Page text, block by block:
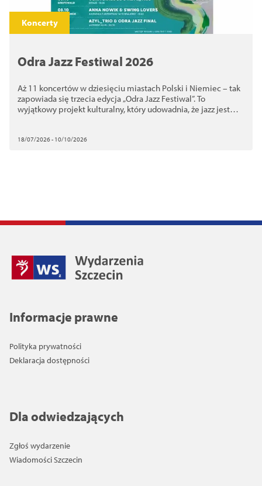
Koncerty
Odra Jazz Festiwal 2026
Aż 11 koncertów w dziesięciu miastach Polski i Niemiec – tak
zapowiada się trzecia edycja „Odra Jazz Festiwal”. To
wyjątkowy projekt kulturalny, który udowadnia, że jazz jest
18/07/2026 - 10/10/2026
Informacje prawne
Polityka prywatności
Deklaracja dostępności
Dla odwiedzających
Zgłoś wydarzenie
Wiadomości Szczecin